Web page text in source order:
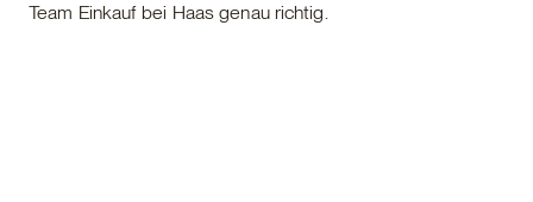
Team Einkauf bei Haas genau richtig.